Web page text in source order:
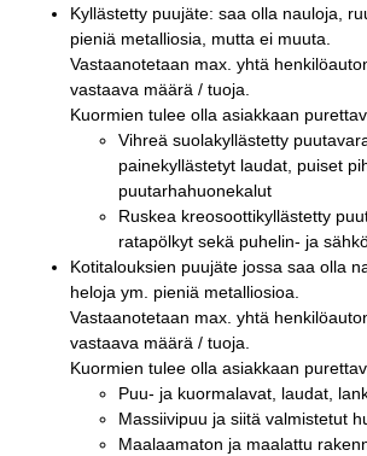
Kyllästetty puujäte: saa olla nauloja,
pieniä metalliosia, mutta ei muuta.
Vastaanotetaan max. yhtä
vastaava määrä / tuoja.
Kuormien tulee olla asiakkaan
Vihreä suolakyllästetty
painekyllästetyt laudat, puiset
puutarhahuonekalut
Ruskea kreosoottikyllästetty
ratapölkyt sekä puhelin- ja
Kotitalouksien puujäte jossa saa olla
heloja ym. pieniä metalliosioa.
Vastaanotetaan max. yhtä
vastaava määrä / tuoja.
Kuormien tulee olla asiakkaan
Puu- ja kuormalavat, laudat,
Massiivipuu ja siitä valmistetut
Maalaamaton ja maalattu